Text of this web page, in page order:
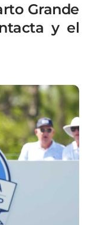
Grande
y el